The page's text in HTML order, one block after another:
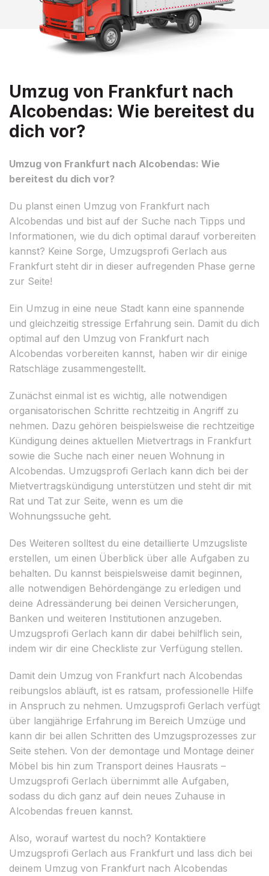
Umzug von Frankfurt nach
Alcobendas: Wie bereitest du
dich vor?
Umzug von Frankfurt nach Alcobendas: Wie
bereitest du dich vor?
Du planst einen Umzug von Frankfurt nach
Alcobendas und bist auf der Suche nach Tipps und
Informationen, wie du dich optimal darauf vorbereiten
kannst? Keine Sorge, Umzugsprofi Gerlach aus
Frankfurt steht dir in dieser aufregenden Phase gerne
zur Seite!
Ein Umzug in eine neue Stadt kann eine spannende
und gleichzeitig stressige Erfahrung sein. Damit du dich
optimal auf den Umzug von Frankfurt nach
Alcobendas vorbereiten kannst, haben wir dir einige
Ratschläge zusammengestellt.
Zunächst einmal ist es wichtig, alle notwendigen
organisatorischen Schritte rechtzeitig in Angriff zu
nehmen. Dazu gehören beispielsweise die rechtzeitige
Kündigung deines aktuellen Mietvertrags in Frankfurt
sowie die Suche nach einer neuen Wohnung in
Alcobendas. Umzugsprofi Gerlach kann dich bei der
Mietvertragskündigung unterstützen und steht dir mit
Rat und Tat zur Seite, wenn es um die
Wohnungssuche geht.
Des Weiteren solltest du eine detaillierte Umzugsliste
erstellen, um einen Überblick über alle Aufgaben zu
behalten. Du kannst beispielsweise damit beginnen,
alle notwendigen Behördengänge zu erledigen und
deine Adressänderung bei deinen Versicherungen,
Banken und weiteren Institutionen anzugeben.
Umzugsprofi Gerlach kann dir dabei behilflich sein,
indem wir dir eine Checkliste zur Verfügung stellen.
Damit dein Umzug von Frankfurt nach Alcobendas
reibungslos abläuft, ist es ratsam, professionelle Hilfe
in Anspruch zu nehmen. Umzugsprofi Gerlach verfügt
über langjährige Erfahrung im Bereich Umzüge und
kann dir bei allen Schritten des Umzugsprozesses zur
Seite stehen. Von der demontage und Montage deiner
Möbel bis hin zum Transport deines Hausrats –
Umzugsprofi Gerlach übernimmt alle Aufgaben,
sodass du dich ganz auf dein neues Zuhause in
Alcobendas freuen kannst.
Also, worauf wartest du noch? Kontaktiere
Umzugsprofi Gerlach aus Frankfurt und lass dich bei
deinem Umzug von Frankfurt nach Alcobendas